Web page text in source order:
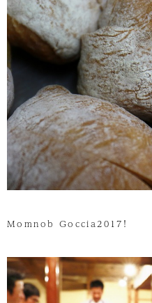
Momnob Goccia2017！